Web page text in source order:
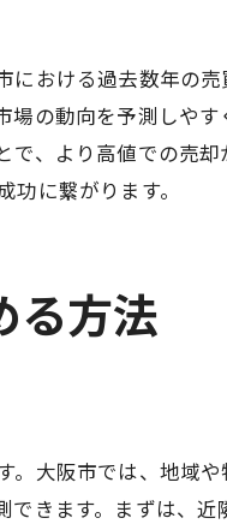
おける過去数年の
の動向を予測しや
、より高値での売却
に繋がります。
る方法
大阪市では、地域
きます。まずは、